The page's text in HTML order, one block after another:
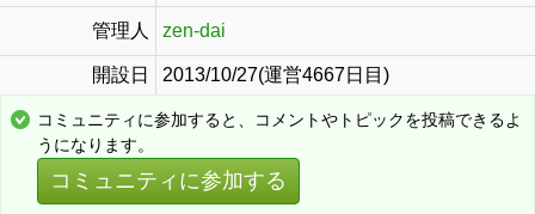
管理人 zen-dai
開設日 2013/10/27(運営4667日目)
コミュニティに参加すると、コメントやトピックを投稿できるよ
うになります。
コミュニティに参加する